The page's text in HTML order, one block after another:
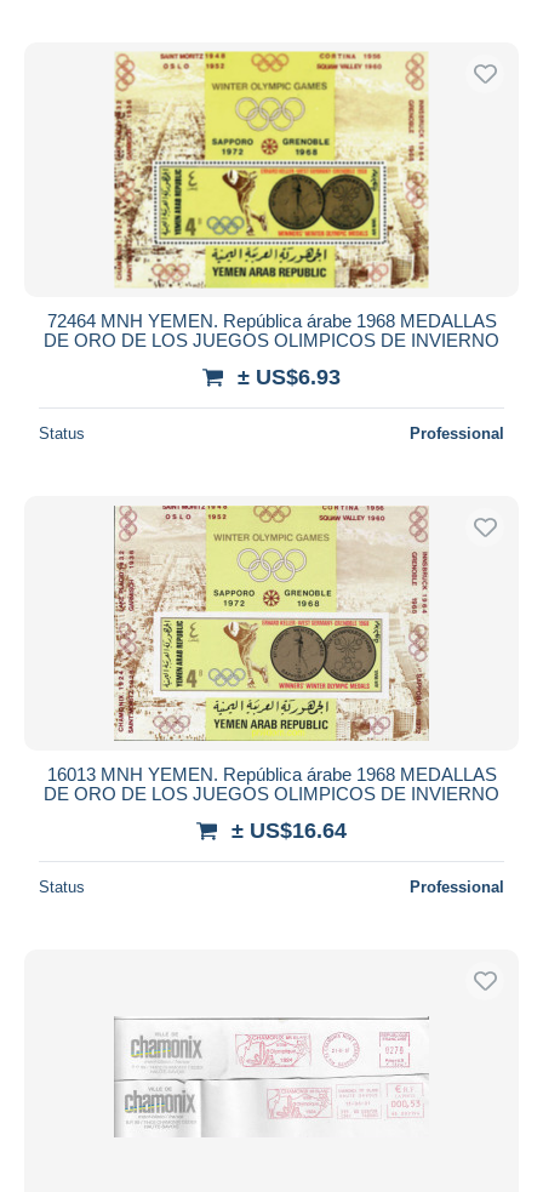
72464 MNH YEMEN. República árabe 1968 MEDALLAS
DE ORO DE LOS JUEGOS OLIMPICOS DE INVIERNO
± US$6.93
Status Professional
16013 MNH YEMEN. República árabe 1968 MEDALLAS
DE ORO DE LOS JUEGOS OLIMPICOS DE INVIERNO
± US$16.64
Status Professional